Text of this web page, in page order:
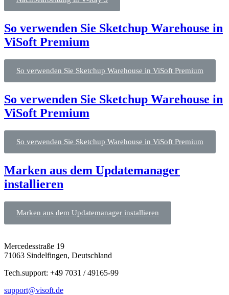
So verwenden Sie Sketchup Warehouse in
ViSoft Premium
So verwenden Sie Sketchup Warehouse in ViSoft Premium
So verwenden Sie Sketchup Warehouse in
ViSoft Premium
So verwenden Sie Sketchup Warehouse in ViSoft Premium
Marken aus dem Updatemanager
installieren
Marken aus dem Updatemanager installieren
Mercedesstraße 19
71063 Sindelfingen, Deutschland
Tech.support: +49 7031 / 49165-99
support@visoft.de